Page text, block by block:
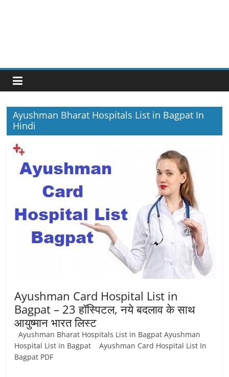
Ayushman Bharat Hospitals List in Bagpat In
Hindi
Ayushman Card Hospital List in
Bagpat – 23 हॉस्पिटल, नये बदलाव के साथ
आयुष्‍मान भारत लिस्ट
Ayushman Bharat Hospitals List in Bagpat Ayushman
Hospital List in Bagpat Ayushman Card Hospital List In
Bagpat PDF